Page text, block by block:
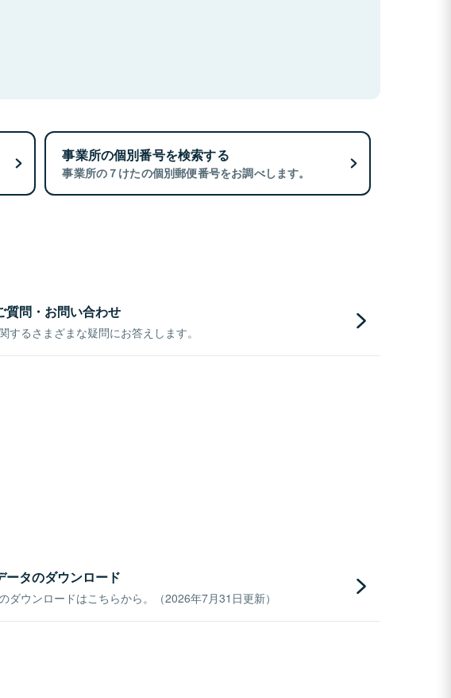
事業所の個別番号を検索する
事業所の７けたの個別郵便番号をお調べします。
質問・お問い合わせ
するさまざまな疑問にお答えします。
ータのダウンロード
ダウンロードはこちらから。（2026年7月31日更新）